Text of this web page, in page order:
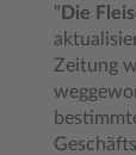
" Die
Zeitung